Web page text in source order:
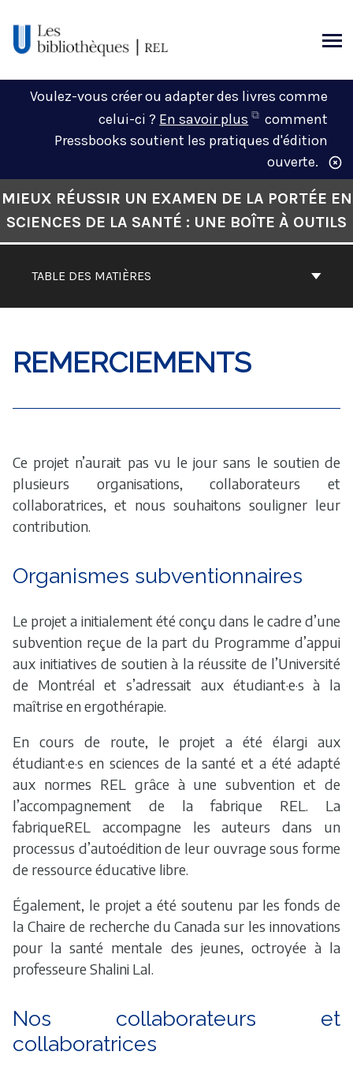
contenu
Voulez-vous créer ou adapter des livres comme
celui-ci ? En savoir plus
(opens
in
new
tab)
comment
Pressbooks soutient les pratiques d'édition
ouverte.
Contenu
livre
TABLE DES MATIÈRES
MIEUX RÉUSSIR UN EXAMEN DE LA PORTÉE EN
SCIENCES DE LA SANTÉ : UNE BOÎTE À OUTILS
REMERCIEMENTS
Ce projet n’aurait pas vu le jour sans le soutien de
plusieurs organisations, collaborateurs et
collaboratrices, et nous souhaitons souligner leur
contribution.
Organismes subventionnaires
Le projet a initialement été conçu dans le cadre d’une
subvention reçue de la part du Programme d’appui
aux initiatives de soutien à la réussite de l’Université
de Montréal et s’adressait aux étudiant·e·s à la
maîtrise en ergothérapie.
En cours de route, le projet a été élargi aux
étudiant·e·s en sciences de la santé et a été adapté
aux normes REL grâce à une subvention et de
l’accompagnement de la fabrique REL. La
fabriqueREL accompagne les auteurs dans un
processus d’autoédition de leur ouvrage sous forme
de ressource éducative libre.
Également, le projet a été soutenu par les fonds de
la Chaire de recherche du Canada sur les innovations
pour la santé mentale des jeunes, octroyée à la
professeure Shalini Lal.
Nos collaborateurs et
collaboratrices